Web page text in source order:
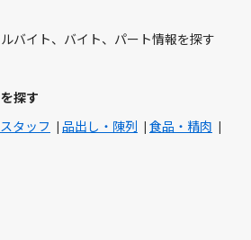
バイト、バイト、パート情報を探す
探す
タッフ 品出し・陳列
食品・精肉